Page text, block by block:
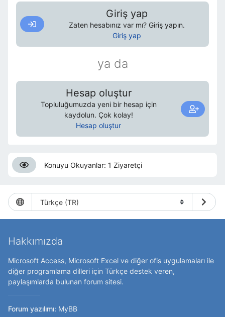
Giriş yap
Zaten hesabınız var mı? Giriş yapın.
Giriş yap
ya da
Hesap oluştur
Topluluğumuzda yeni bir hesap için
kaydolun. Çok kolay!
Hesap oluştur
Konuyu Okuyanlar: 1 Ziyaretçi
Hakkımızda
Microsoft Access, Microsoft Excel ve diğer ofis uygulamaları ile
diğer programlama dilleri için Türkçe destek veren,
paylaşımlarda bulunan forum sitesi.
Forum yazılımı: MyBB